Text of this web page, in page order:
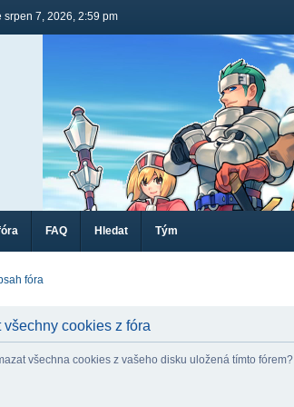
srpen 7, 2026, 2:59 pm
FAQ Hledat Tým
fóra
všechny cookies z fóra
všechna cookies z vašeho disku uložená tímto fórem?